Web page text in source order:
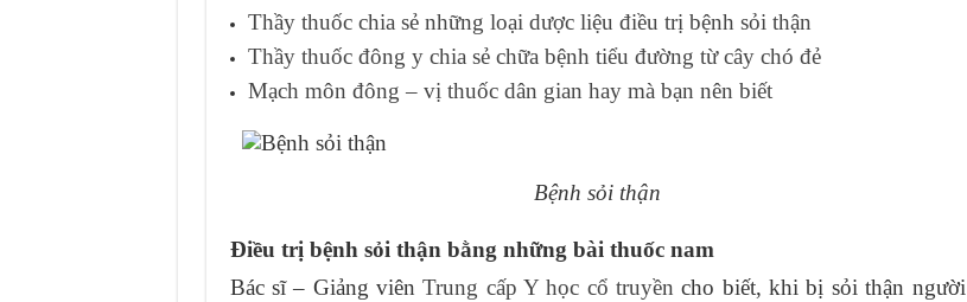
Thầy thuốc chia sẻ những loại dược liệu điều trị bệnh sỏi thận
Thầy thuốc đông y chia sẻ chữa bệnh tiểu đường từ cây chó đẻ
Mạch môn đông – vị thuốc dân gian hay mà bạn nên biết
Bệnh sỏi thận
Điều trị bệnh sỏi thận bằng những bài thuốc nam
Bác sĩ – Giảng viênTrung cấp Y học cổ truyền cho biết, khi bị sỏi thận người